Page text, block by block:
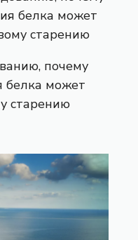
почему
белка может
старению